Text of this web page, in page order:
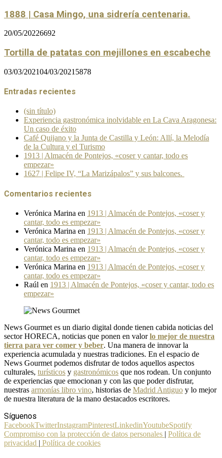
1888 | Casa Mingo, una sidrería centenaria.
20/05/20226692
Tortilla de patatas con mejillones en escabeche
03/03/202104/03/2021 5878
Entradas recientes
(sin título)
Experiencia gastronómica inolvidable en La Cava Aragonesa:
Un caso de éxito
Café Quijano y la Junta de Castilla y León: Allí, la Melodía
de la Cultura y el Turismo
1913 | Almacén de Pontejos, «coser y cantar, todo es
empezar»
1627 | Felipe IV, “La Marizápalos” y sus balcones.
Comentarios recientes
Verónica Marina en 1913 | Almacén de Pontejos, «coser y
cantar, todo es empezar»
Verónica Marina en 1913 | Almacén de Pontejos, «coser y
cantar, todo es empezar»
Verónica Marina en 1913 | Almacén de Pontejos, «coser y
cantar, todo es empezar»
Verónica Marina en 1913 | Almacén de Pontejos, «coser y
cantar, todo es empezar»
Raúl en 1913 | Almacén de Pontejos, «coser y cantar, todo es
empezar»
News Gourmet es un diario digital donde tienen cabida noticias del
sector HORECA, noticias que ponen en valorlo mejor de nuestra
tierra para ver comer y beber. Una manera de innovar la
experiencia acumulada y nuestras tradiciones. En el espacio de
News Gourmet podemos disfrutar de todos aquellos aspectos
culturales, turísticos y gastronómicos que nos rodean. Un conjunto
de experiencias que emocionan y con las que poder disfrutar,
nuestras armonías libro vino, historias de Madrid Antiguo y lo mejor
de nuestra literatura de la mano destacados escritores.
Síguenos
FacebookTwitterInstagramPinterestLinkedinYoutubeSpotify
Compromiso con la protección de datos personales | Política de
privacidad | Política de cookies